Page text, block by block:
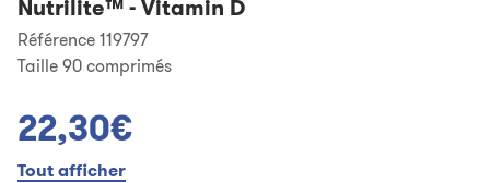
Nutrilite™-Vitamin D
Référence 119797
Taille 90 comprimés
22,30€
Tout afficher